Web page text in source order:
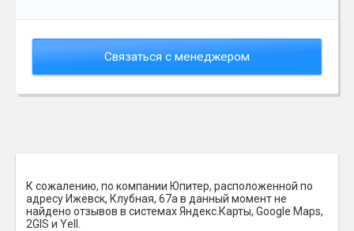
Связаться с менеджером
К сожалению, по компании Юпитер, расположенной по
адресу Ижевск, Клубная, 67а в данный момент не
найдено отзывов в системах Яндекс.Карты, Google Maps,
2GIS и Yell.